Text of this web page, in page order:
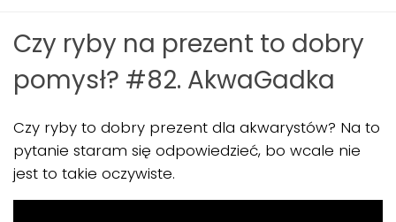
Czy ryby na prezent to dobry
pomysł? #82. AkwaGadka
Czy ryby to dobry prezent dla akwarystów? Na to
pytanie staram się odpowiedzieć, bo wcale nie
jest to takie oczywiste.